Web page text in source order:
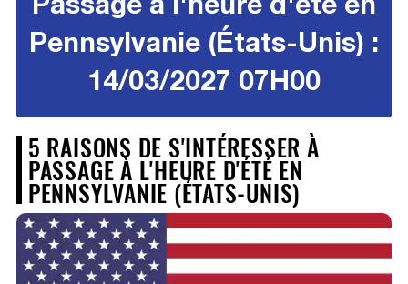
Pennsylvanie (États-Unis) :
14/03/2027 07H00
5 RAISONS DE S'INTÉRESSER À
PASSAGE À L'HEURE D'ÉTÉ EN
PENNSYLVANIE (ÉTATS-UNIS)